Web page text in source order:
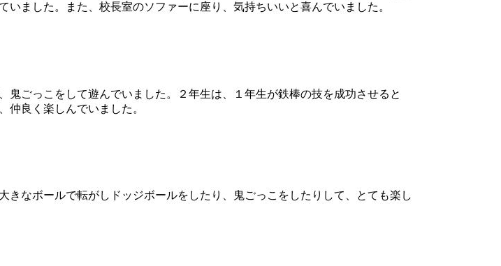
ました。また、校長室のソファーに座り、気持ちいいと喜んでいました。
ごっこをして遊んでいました。２年生は、１年生が鉄棒の技を成功させると
仲良く楽しんでいました。
なボールで転がしドッジボールをしたり、鬼ごっこをしたりして、とても楽し